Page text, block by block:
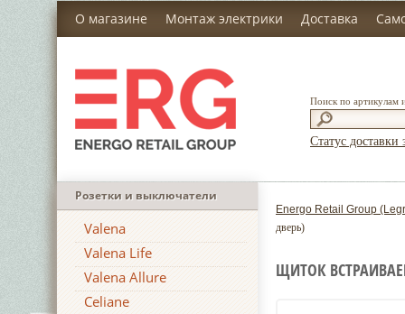
О магазине Монтаж электрики Доставка
Поиск по артикулам
Статус доставки
Розетки и выключатели
Valena
Valena Life
Valena Allure
Celiane
Energo Retail Group
дверь)
ЩИТОК